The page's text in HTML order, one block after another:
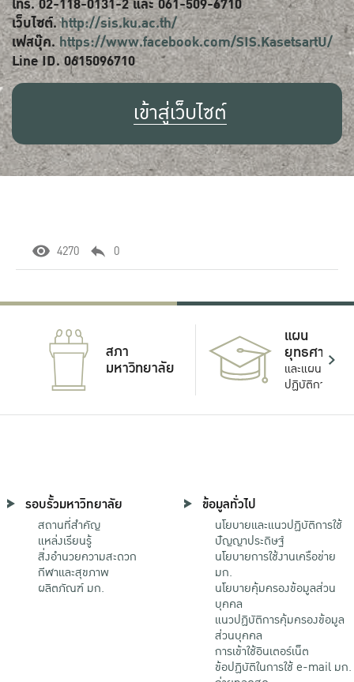
เว็บไซต์.http://sis.ku.ac.th/
เฟสบุ๊ค.https://www.facebook.com/SIS.KasetsartU/
Line ID. 0615096710
เข้าสู่เว็บไซต์
4270 0
สภา
มหาวิทยาลัย
แผน
ยุทธศาสตร์
และแผน
ปฏิบัติการ
รอบรั้วมหาวิทยาลัย
สถานที่สำคัญ
แหล่งเรียนรู้
สิ่งอำนวยความสะดวก
กีฬาและสุขภาพ
ผลิตภัณฑ์ มก.
ข้อมูลทั่วไป
นโยบายและแนวปฏิบัติการใช้
ปัญญาประดิษฐ์
นโยบายการใช้งานเครือข่าย
มก.
นโยบายคุ้มครองข้อมูลส่วน
บุคคล
แนวปฏิบัติการคุ้มครองข้อมูล
ส่วนบุคคล
การเข้าใช้อินเตอร์เน็ต
ข้อปฏิบัติในการใช้ e-mail มก.